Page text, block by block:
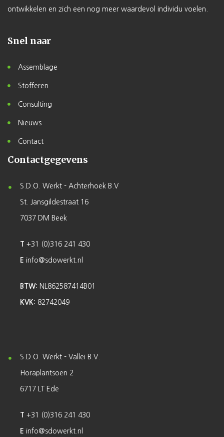
ontwikkelen en zich een nog meer waardevol individu voelen.
Snel naar
Assemblage
Stofferen
Consulting
Nieuws
Contact
Contactgegevens
S.D.O. Werkt - Achterhoek B.V
St. Jansgildestraat 16
7037 DM Beek
T +31 (0)316 241 430
E info@sdowerkt.nl
BTW: NL862587414B01
KVK: 82742049
S.D.O. Werkt - Vallei B.V.
Horaplantsoen 2
6717 LT Ede
T +31 (0)316 241 430
E info@sdowerkt.nl